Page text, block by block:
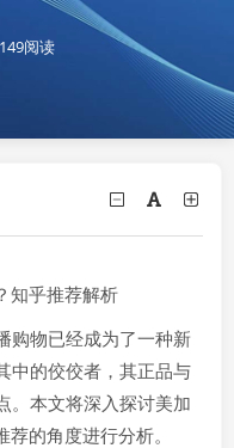
149阅读
知乎推荐解析
购物已经成为了一种新
中的佼佼者，其正品与
。本文将深入探讨美加
的角度进行分析。